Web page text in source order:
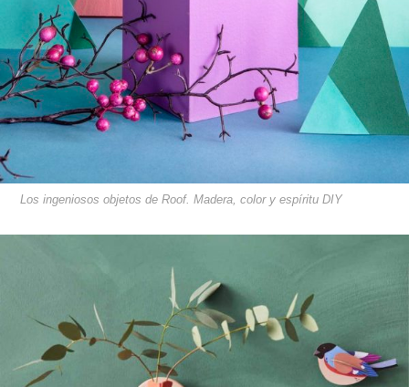
Los ingeniosos objetos de Roof. Madera, color y espíritu DIY